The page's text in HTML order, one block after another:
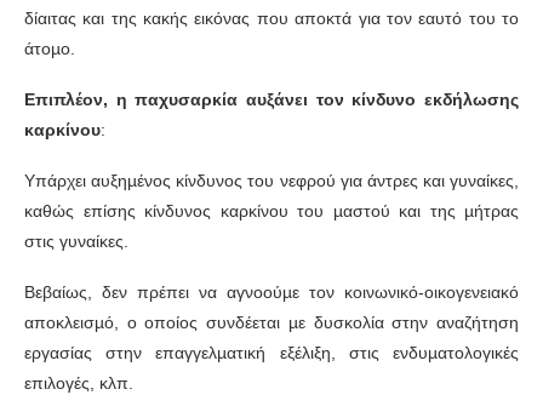
δίαιτας και της κακής εικόνας που αποκτά για τον εαυτό του το
άτοµο.
Επιπλέον, η παχυσαρκία αυξάνει τον κίνδυνο εκδήλωσης
καρκίνου:
Υπάρχει αυξηµένος κίνδυνος του νεφρού για άντρες και γυναίκες,
καθώς επίσης κίνδυνος καρκίνου του µαστού και της µήτρας
στις γυναίκες.
Βεβαίως, δεν πρέπει να αγνοούµε τον κοινωνικό-οικογενειακό
αποκλεισµό, ο οποίος συνδέεται µε δυσκολία στην αναζήτηση
εργασίας στην επαγγελµατική εξέλιξη, στις ενδυµατολογικές
επιλογές, κλπ.